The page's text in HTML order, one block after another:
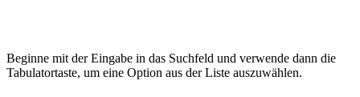
Beginne mit der Eingabe in das Suchfeld und verwende dann die
Tabulatortaste, um eine Option aus der Liste auszuwählen.